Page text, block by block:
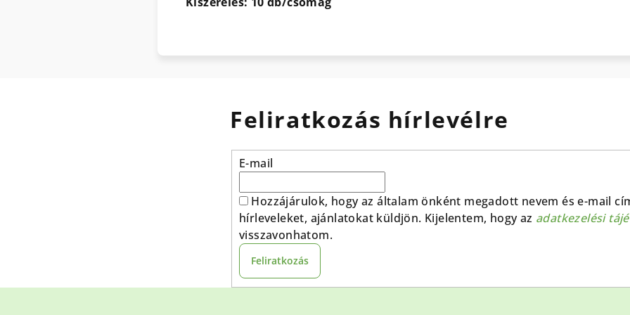
Feliratkozás hírlevélre
E-mail
Hozzájárulok, hogy az általam önként megadott nevem és e-mail
hírleveleket, ajánlatokat küldjön. Kijelentem, hogy az adatkezelési
visszavonhatom.
Feliratkozás